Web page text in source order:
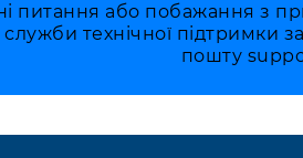
питання або побажання з
служби технічної
пошту